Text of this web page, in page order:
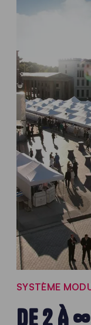
SYSTÈME
DE 2 À ∞